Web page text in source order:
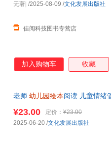
佳阅科技图书专营店
无著| /2025-08-09 /文化发展出版社
加入购物车 收藏
老师 幼儿园绘本阅读 儿童情绪
¥23.00 定价： ¥23.00
2025-06-20 /文化发展出版社